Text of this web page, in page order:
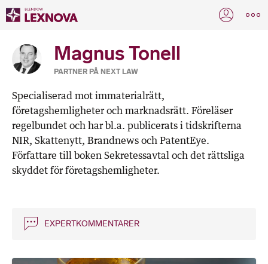
Magnus Tonell
PARTNER PÅ NEXT LAW
Specialiserad mot immaterialrätt,
företagshemligheter och marknadsrätt. Föreläser
regelbundet och har bl.a. publicerats i tidskrifterna
NIR, Skattenytt, Brandnews och PatentEye.
Författare till boken Sekretessavtal och det rättsliga
skyddet för företagshemligheter.
EXPERTKOMMENTARER